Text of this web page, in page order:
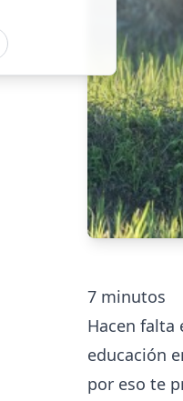
7 minutos
Hacen falta
educación
por eso te